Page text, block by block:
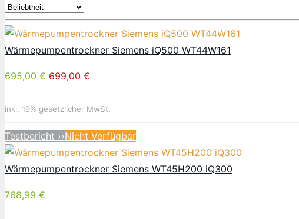
Wärmepumpentrockner Siemens iQ500 WT44W161
695,00 € 699,00 €
inkl. 19% gesetzlicher MwSt.
Testbericht ››Nicht Verfügbar
Wärmepumpentrockner Siemens WT45H200 iQ300
768,99 €